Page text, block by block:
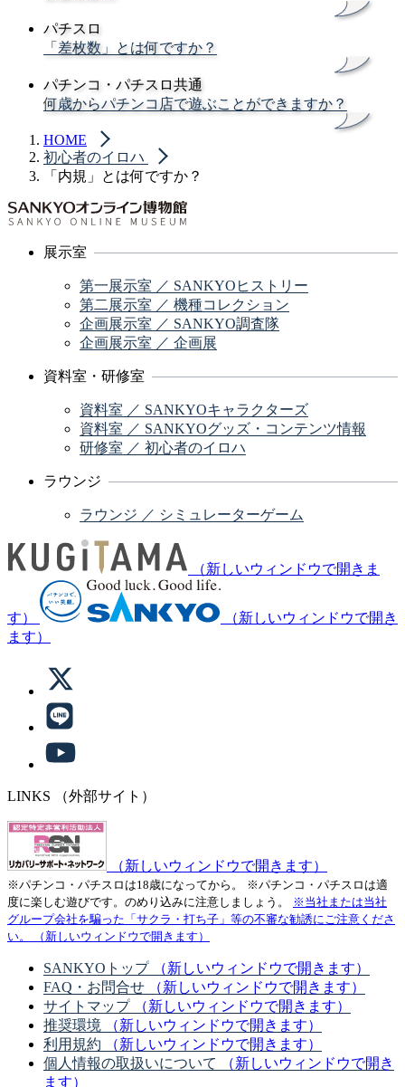
パチスロ
「差枚数」とは何ですか？
パチンコ・パチスロ共通
何歳からパチンコ店で遊ぶことができますか？
HOME
初心者のイロハ
「内規」とは何ですか？
展示室
第一展示室 ／ SANKYOヒストリー
第二展示室 ／ 機種コレクション
企画展示室 ／ SANKYO調査隊
企画展示室 ／ 企画展
資料室・研修室
資料室 ／ SANKYOキャラクターズ
資料室 ／ SANKYOグッズ・コンテンツ情報
研修室 ／ 初心者のイロハ
ラウンジ
ラウンジ ／ シミュレーターゲーム
（新しいウィンドウで開きま
す）
（新しいウィンドウで開き
ます）
LINKS （外部サイト）
（新しいウィンドウで開きます）
※パチンコ・パチスロは18歳になってから。
※パチンコ・パチスロは適
度に楽しむ遊びです。のめり込みに注意しましょう。
※当社または当社
グループ会社を騙った「サクラ・打ち子」等の不審な勧誘にご注意くださ
い。
（新しいウィンドウで開きます）
SANKYOトップ
（新しいウィンドウで開きます）
FAQ・お問合せ
（新しいウィンドウで開きます）
サイトマップ
（新しいウィンドウで開きます）
推奨環境
（新しいウィンドウで開きます）
利用規約
（新しいウィンドウで開きます）
個人情報の取扱いについて
（新しいウィンドウで開き
ます）